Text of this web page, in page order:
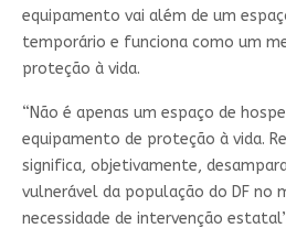
equipamento vai além de um
temporário e funciona como um
proteção à vida.
“Não é apenas um espaço de
equipamento de proteção à vida.
significa, objetivamente,
vulnerável da população do DF no
necessidade de intervenção